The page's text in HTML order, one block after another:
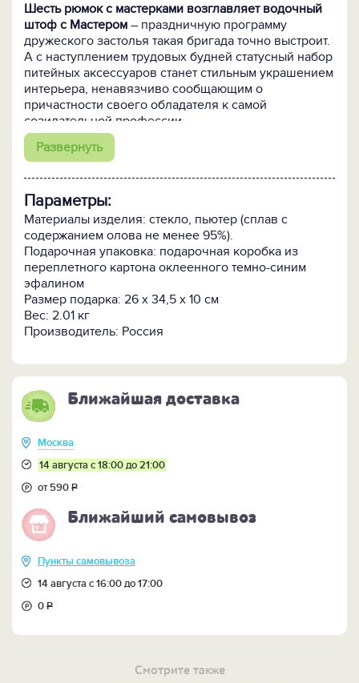
Шесть рюмок с мастерками возглавляет водочный
штоф с Мастером – праздничную программу
дружеского застолья такая бригада точно выстроит.
А с наступлением трудовых будней статусный набор
питейных аксессуаров станет стильным украшением
интерьера, ненавязчиво сообщающим о
причастности своего обладателя к самой
созидательной профессии.
Штоф и стопки исполнены из высококачественного
производства от выдувки до художественной
росписи ведутся исключительно вручную, что
делает каждое изделие уникальным. Фирменный
кейс с атласным ложементом добавляет подарку
солидности.
Кому подарить:Строителю любой специализации,
включая строителей своего дела и своего счастья.
Развернуть
Параметры:
Материалы изделия: стекло, пьютер (сплав с
содержанием олова не менее 95%).
Подарочная упаковка: подарочная коробка из
переплетного картона оклеенного темно-синим
эфалином
Размер подарка: 26 х 34,5 х 10 см
Вес: 2.01 кг
Производитель: Россия
Ближайшая доставка
Москва
14 августа с 18:00 до 21:00
от 590Р
Ближайший самовывоз
Пункты самовывоза
14 августа с 16:00 до 17:00
0Р
Смотрите также